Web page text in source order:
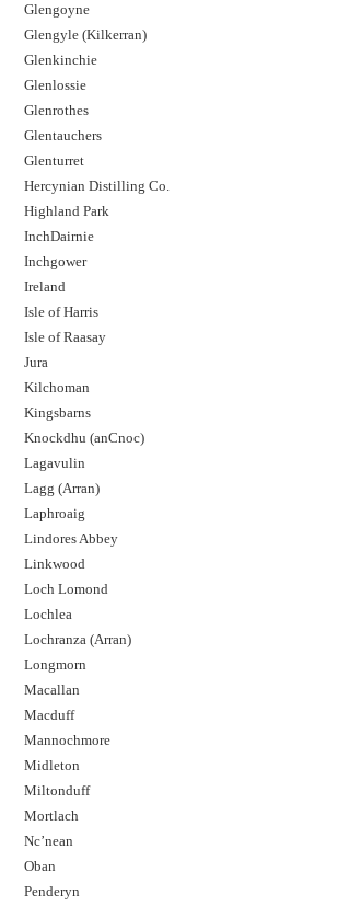
Glengoyne
Glengyle (Kilkerran)
Glenkinchie
Glenlossie
Glenrothes
Glentauchers
Glenturret
Hercynian Distilling Co.
Highland Park
InchDairnie
Inchgower
Ireland
Isle of Harris
Isle of Raasay
Jura
Kilchoman
Kingsbarns
Knockdhu (anCnoc)
Lagavulin
Lagg (Arran)
Laphroaig
Lindores Abbey
Linkwood
Loch Lomond
Lochlea
Lochranza (Arran)
Longmorn
Macallan
Macduff
Mannochmore
Midleton
Miltonduff
Mortlach
Nc’nean
Oban
Penderyn